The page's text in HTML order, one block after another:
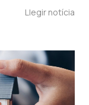
Llegir notícia